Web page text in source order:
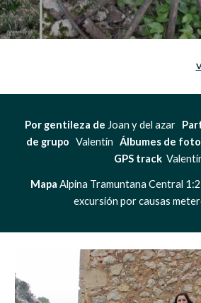
Por gentileza de Joan y del azar
de grupo Valentín Álbumes de
GPS track
Mapa Alpina Tramuntana Central
excursión por causas